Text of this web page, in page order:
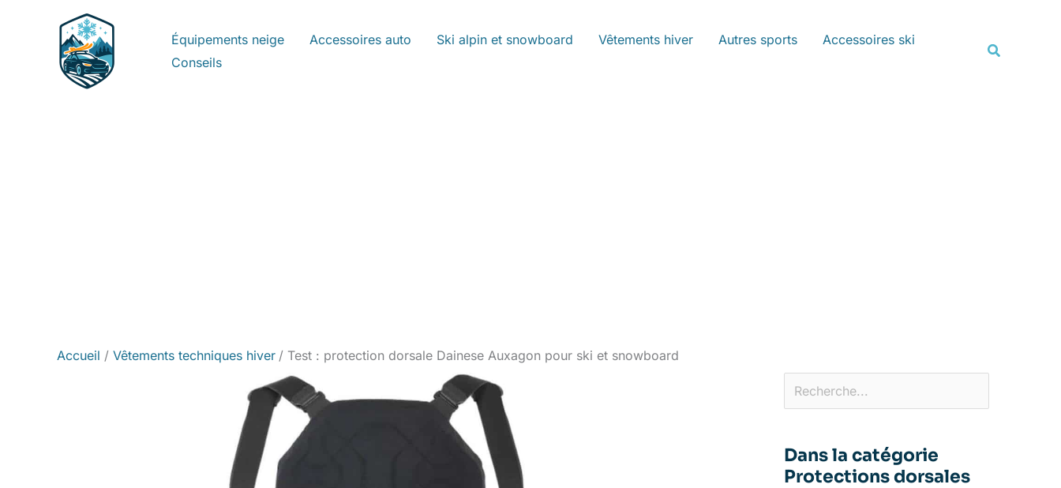
Équipements neige Accessoires auto Ski alpin et snowboard Vêtements hiver Autres sports
Accessoires ski
Conseils
Accueil Vêtements techniques hiver Test : protection dorsale Dainese Auxagon pour ski et snowboard
Dans la catégorie
Protections dorsales